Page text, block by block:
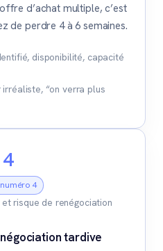
d’achat multiple, c’est
de perdre 4 à 6 semaines.
disponibilité, capacité
“on verra plus
4
4
risque de renégociation
tardive